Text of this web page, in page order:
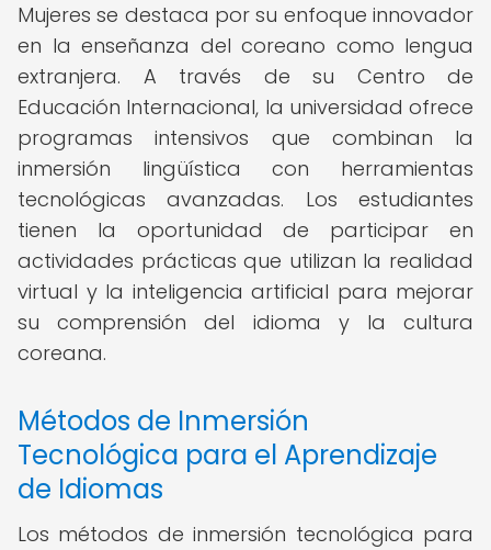
Mujeres se destaca por su enfoque innovador
en la enseñanza del coreano como lengua
extranjera. A través de su Centro de
Educación Internacional, la universidad ofrece
programas intensivos que combinan la
inmersión lingüística con herramientas
tecnológicas avanzadas. Los estudiantes
tienen la oportunidad de participar en
actividades prácticas que utilizan la realidad
virtual y la inteligencia artificial para mejorar
su comprensión del idioma y la cultura
coreana.
Métodos de Inmersión
Tecnológica para el Aprendizaje
de Idiomas
Los métodos de inmersión tecnológica para